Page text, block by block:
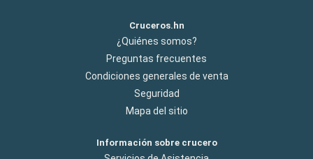
Cruceros.hn
¿Quiénes somos?
Preguntas frecuentes
Condiciones generales de venta
Seguridad
Mapa del sitio
Información sobre crucero